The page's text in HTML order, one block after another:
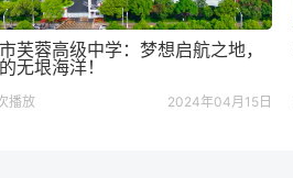
芙蓉高级中学：梦想启航之地，
无垠海洋！
播放 2024年04月15日